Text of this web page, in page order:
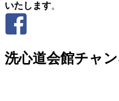
いたします。
洗心道会館チャ